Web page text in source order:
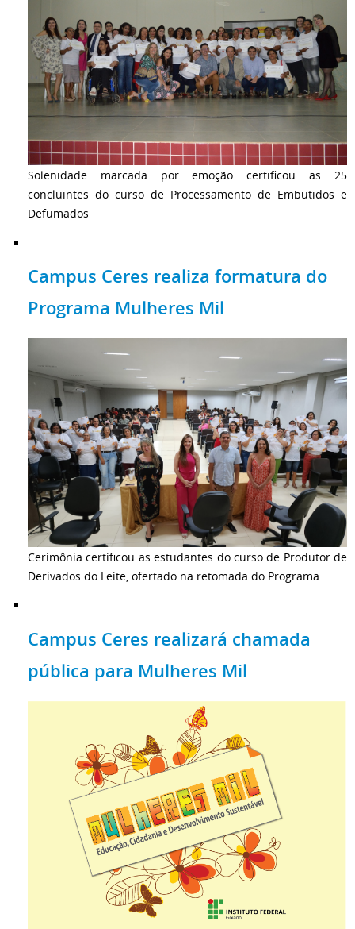
Solenidade marcada por emoção certificou as 25
concluintes do curso de Processamento de Embutidos e
Defumados
Campus Ceres realiza formatura do
Programa Mulheres Mil
Cerimônia certificou as estudantes do curso de Produtor de
Derivados do Leite, ofertado na retomada do Programa
Campus Ceres realizará chamada
pública para Mulheres Mil